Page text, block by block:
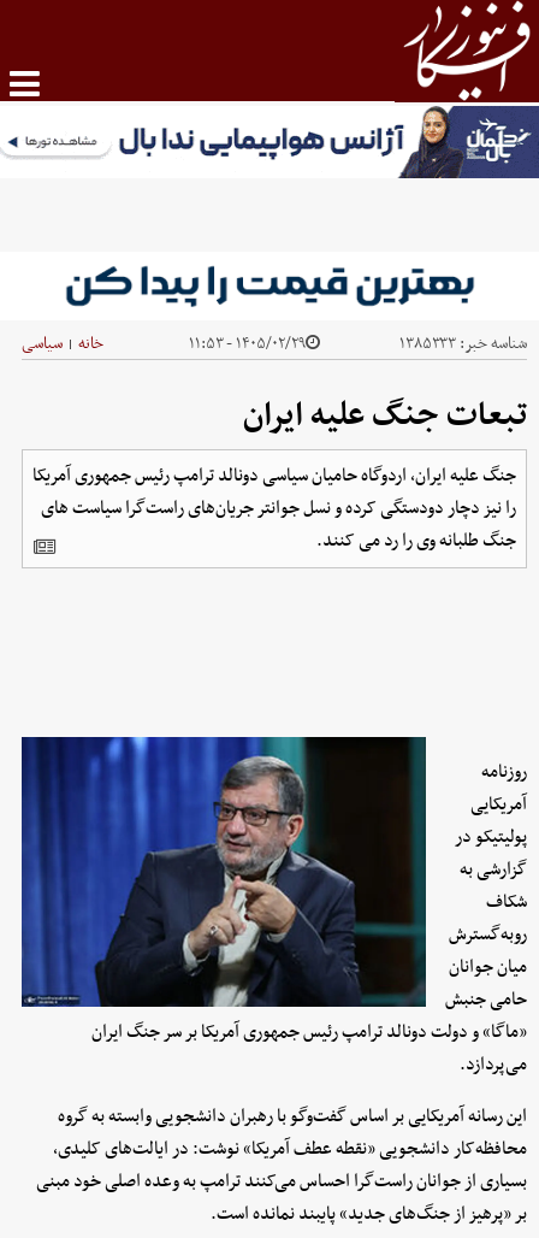
شناسه خبر:۱۳۸۵۳۳۳ ۱۴۰۵/۰۲/۲۹ - ۱۱:۵۳ خانه | سیاسی
تبعات جنگ علیه ایران
جنگ علیه ایران، اردوگاه حامیان سیاسی دونالد ترامپ رئیس جمهوری آمریکا
را نیز دچار دودستگی کرده و نسل جوانتر جریان‌های راست‌گرا سیاست های
جنگ طلبانه وی را رد می کنند.
روزنامه
آمریکایی
پولیتیکو در
گزارشی به
شکاف
روبه‌گسترش
میان جوانان
حامی جنبش
«ماگا» و دولت دونالد ترامپ رئیس جمهوری آمریکا بر سر جنگ ایران
می‌پردازد.
این رسانه آمریکایی بر اساس گفت‌وگو با رهبران دانشجویی وابسته به گروه
محافظه‌کار دانشجویی «نقطه عطف آمریکا» نوشت: در ایالت‌های کلیدی،
بسیاری از جوانان راست‌گرا احساس می‌کنند ترامپ به وعده اصلی خود مبنی
بر «پرهیز از جنگ‌های جدید» پایبند نمانده است.